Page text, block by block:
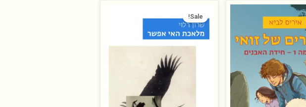
המחיר
המקורי
היה:
₪ 72.00.
המחיר
₪ 50.00.
Sale!
המקורי
₪ 98.00.